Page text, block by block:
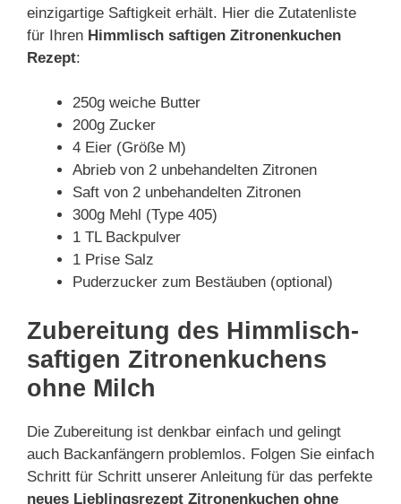
einzigartige Saftigkeit erhält. Hier die Zutatenliste
für Ihren Himmlisch saftigen Zitronenkuchen
Rezept:
250g weiche Butter
200g Zucker
4 Eier (Größe M)
Abrieb von 2 unbehandelten Zitronen
Saft von 2 unbehandelten Zitronen
300g Mehl (Type 405)
1 TL Backpulver
1 Prise Salz
Puderzucker zum Bestäuben (optional)
Zubereitung des Himmlisch-
saftigen Zitronenkuchens
ohne Milch
Die Zubereitung ist denkbar einfach und gelingt
auch Backanfängern problemlos. Folgen Sie einfach
Schritt für Schritt unserer Anleitung für das perfekte
neues Lieblingsrezept Zitronenkuchen ohne